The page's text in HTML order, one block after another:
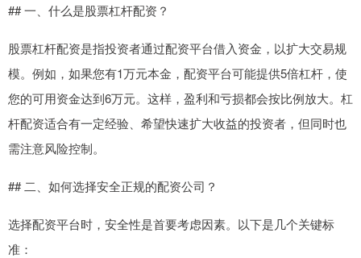
## 一、什么是股票杠杆配资？
股票杠杆配资是指投资者通过配资平台借入资金，以扩大交易规
模。例如，如果您有1万元本金，配资平台可能提供5倍杠杆，使
您的可用资金达到6万元。这样，盈利和亏损都会按比例放大。杠
杆配资适合有一定经验、希望快速扩大收益的投资者，但同时也
需注意风险控制。
## 二、如何选择安全正规的配资公司？
选择配资平台时，安全性是首要考虑因素。以下是几个关键标
准：